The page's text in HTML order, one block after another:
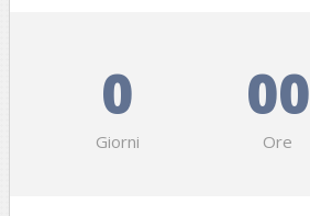
0
Giorni
00
Ore